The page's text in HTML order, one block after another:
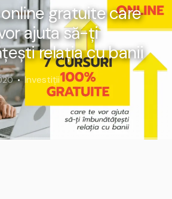
gratuite care
ajuta să-ți
relația cu banii
Investiții